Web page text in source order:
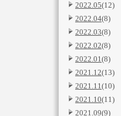
2022.05(12)
2022.04(8)
2022.03(8)
2022.02(8)
2022.01(8)
2021.12(13)
2021.11(10)
2021.10(11)
2021.09(9)